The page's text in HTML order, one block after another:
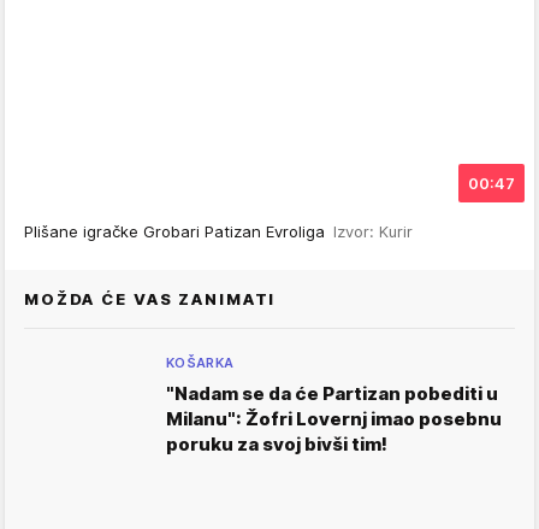
00:47
Plišane igračke Grobari Patizan Evroliga Izvor: Kurir
MOŽDA ĆE VAS ZANIMATI
KOŠARKA
"Nadam se da će Partizan pobediti u
Milanu": Žofri Lovernj imao posebnu
poruku za svoj bivši tim!